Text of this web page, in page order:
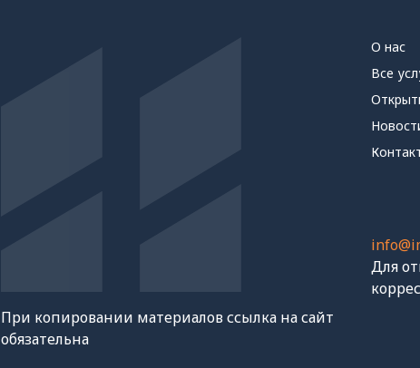
При копировании материалов ссылка на сайт
обязательна
О нас
Все
Для